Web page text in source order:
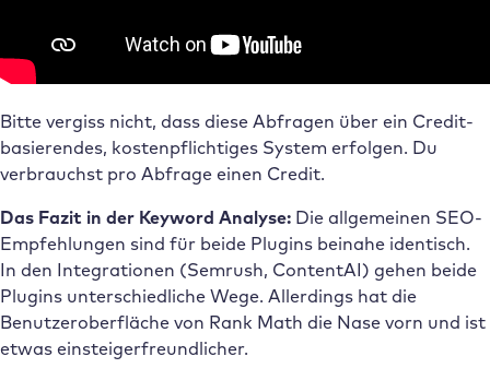
Bitte vergiss nicht, dass diese Abfragen über ein Credit-
basierendes, kostenpflichtiges System erfolgen. Du
verbrauchst pro Abfrage einen Credit.
Das Fazit in der Keyword Analyse: Die allgemeinen SEO-
Empfehlungen sind für beide Plugins beinahe identisch.
In den Integrationen (Semrush, ContentAI) gehen beide
Plugins unterschiedliche Wege. Allerdings hat die
Benutzeroberfläche von Rank Math die Nase vorn und ist
etwas einsteigerfreundlicher.